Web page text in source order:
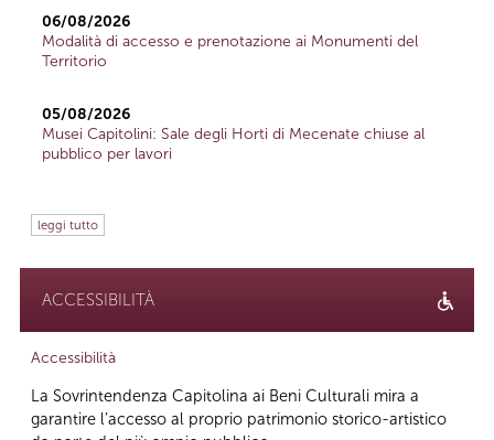
06/08/2026
Modalità di accesso e prenotazione ai Monumenti del
Territorio
05/08/2026
Musei Capitolini: Sale degli Horti di Mecenate chiuse al
pubblico per lavori
leggi tutto
ACCESSIBILITÀ
Accessibilità
La Sovrintendenza Capitolina ai Beni Culturali mira a
garantire l’accesso al proprio patrimonio storico-artistico